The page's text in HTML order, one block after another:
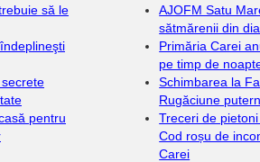
să le
pentru
AJOFM Satu
sătmărenii din
Primăria Carei
pe timp de
Schimbarea la
Rugăciune
Treceri de pietoni
Cod roșu de
Carei